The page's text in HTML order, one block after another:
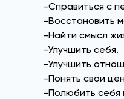
-Справиться с
-Восстановить
-Найти смысл
-Улучшить себя.
-Улучшить
-Понять свои
-Полюбить себя